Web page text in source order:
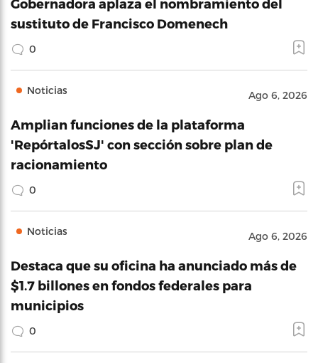
Gobernadora aplaza el nombramiento del
sustituto de Francisco Domenech
0
Noticias Ago 6, 2026
Amplian funciones de la plataforma
'RepórtalosSJ' con sección sobre plan de
racionamiento
0
Noticias Ago 6, 2026
Destaca que su oficina ha anunciado más de
$1.7 billones en fondos federales para
municipios
0